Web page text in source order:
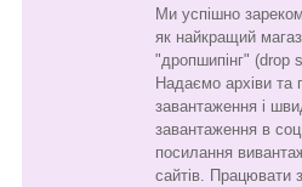
Ми успішно
як найкращий
"дропшипінг" (drop
Надаємо архіви та
завантаження і
завантаження в
посилання
сайтів. Працювати